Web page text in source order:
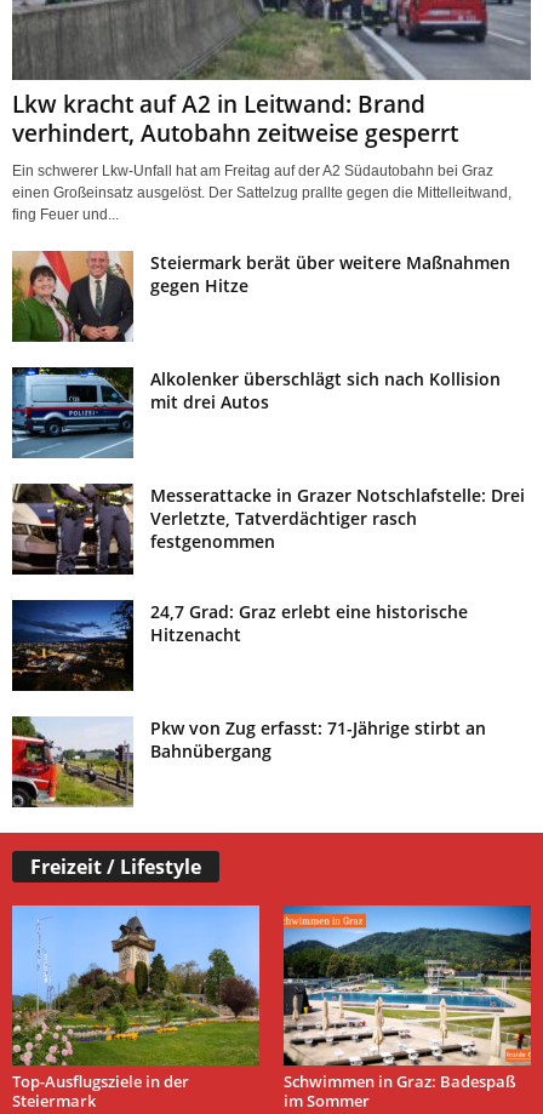
Lkw kracht auf A2 in Leitwand: Brand
verhindert, Autobahn zeitweise gesperrt
Ein schwerer Lkw-Unfall hat am Freitag auf der A2 Südautobahn bei Graz
einen Großeinsatz ausgelöst. Der Sattelzug prallte gegen die Mittelleitwand,
fing Feuer und...
Steiermark berät über weitere Maßnahmen
gegen Hitze
Alkolenker überschlägt sich nach Kollision
mit drei Autos
Messerattacke in Grazer Notschlafstelle: Drei
Verletzte, Tatverdächtiger rasch
festgenommen
24,7 Grad: Graz erlebt eine historische
Hitzenacht
Pkw von Zug erfasst: 71-Jährige stirbt an
Bahnübergang
Freizeit / Lifestyle
Top-Ausflugsziele in der
Steiermark
Schwimmen in Graz: Badespaß
im Sommer